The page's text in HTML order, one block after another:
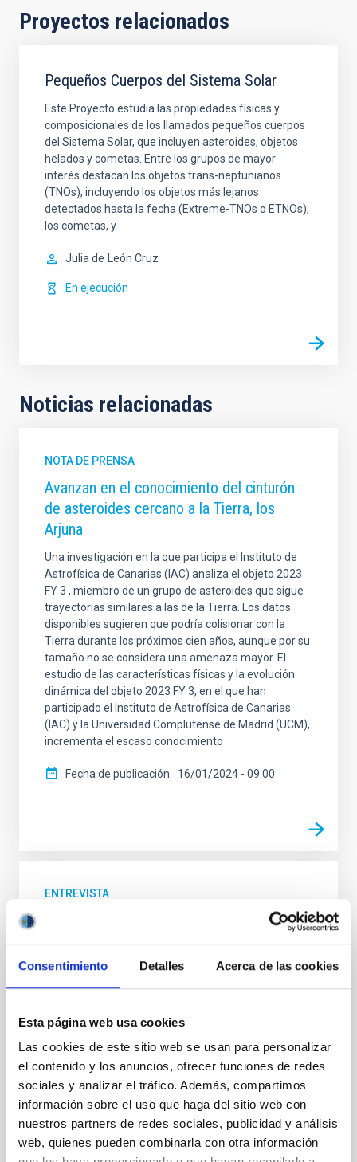
Consentimiento Detalles Acerca de las cookies
Esta página web usa cookies
Las cookies de este sitio web se usan para personalizar
el contenido y los anuncios, ofrecer funciones de redes
sociales y analizar el tráfico. Además, compartimos
información sobre el uso que haga del sitio web con
nuestros partners de redes sociales, publicidad y análisis
web, quienes pueden combinarla con otra información
Proyectos relacionados
Pequeños Cuerpos del Sistema Solar
Este Proyecto estudia las propiedades físicas y
composicionales de los llamados pequeños cuerpos
del Sistema Solar, que incluyen asteroides, objetos
helados y cometas. Entre los grupos de mayor
interés destacan los objetos trans-neptunianos
(TNOs), incluyendo los objetos más lejanos
detectados hasta la fecha (Extreme-TNOs o ETNOs);
los cometas, y
Julia de León Cruz
En ejecución
Noticias relacionadas
NOTA DE PRENSA
Avanzan en el conocimiento del cinturón
de asteroides cercano a la Tierra, los
Arjuna
Una investigación en la que participa el Instituto de
Astrofísica de Canarias (IAC) analiza el objeto 2023
FY 3 , miembro de un grupo de asteroides que sigue
trayectorias similares a las de la Tierra. Los datos
disponibles sugieren que podría colisionar con la
Tierra durante los próximos cien años, aunque por su
tamaño no se considera una amenaza mayor. El
estudio de las características físicas y la evolución
dinámica del objeto 2023 FY 3, en el que han
participado el Instituto de Astrofísica de Canarias
(IAC) y la Universidad Complutense de Madrid (UCM),
incrementa el escaso conocimiento
Fecha de publicación 16/01/2024 - 09:00
ENTREVISTA
JULIA DE LEÓN: “Conocemos muy bien la
órbita de más del 90% de los asteroides
que podrían provocar una catástrofe
mundial si impactaran con la Tierra”
Muchachos, en Garafía (La Palma), donde Julia de
León estuvo recopilando datos de más de un
centenar de asteroides para su tesis doctoral, y las
misiones espaciales de la NASA en las que ella
colabora, distan años de mucho esfuerzo y
observaciones. En La Palma empezó a
especializarse en la composición mineralógica de
asteroides y, con los años, sus investigaciones siguen